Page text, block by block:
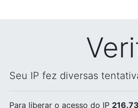
Seu IP fez diversas
Para liberar o acesso do IP